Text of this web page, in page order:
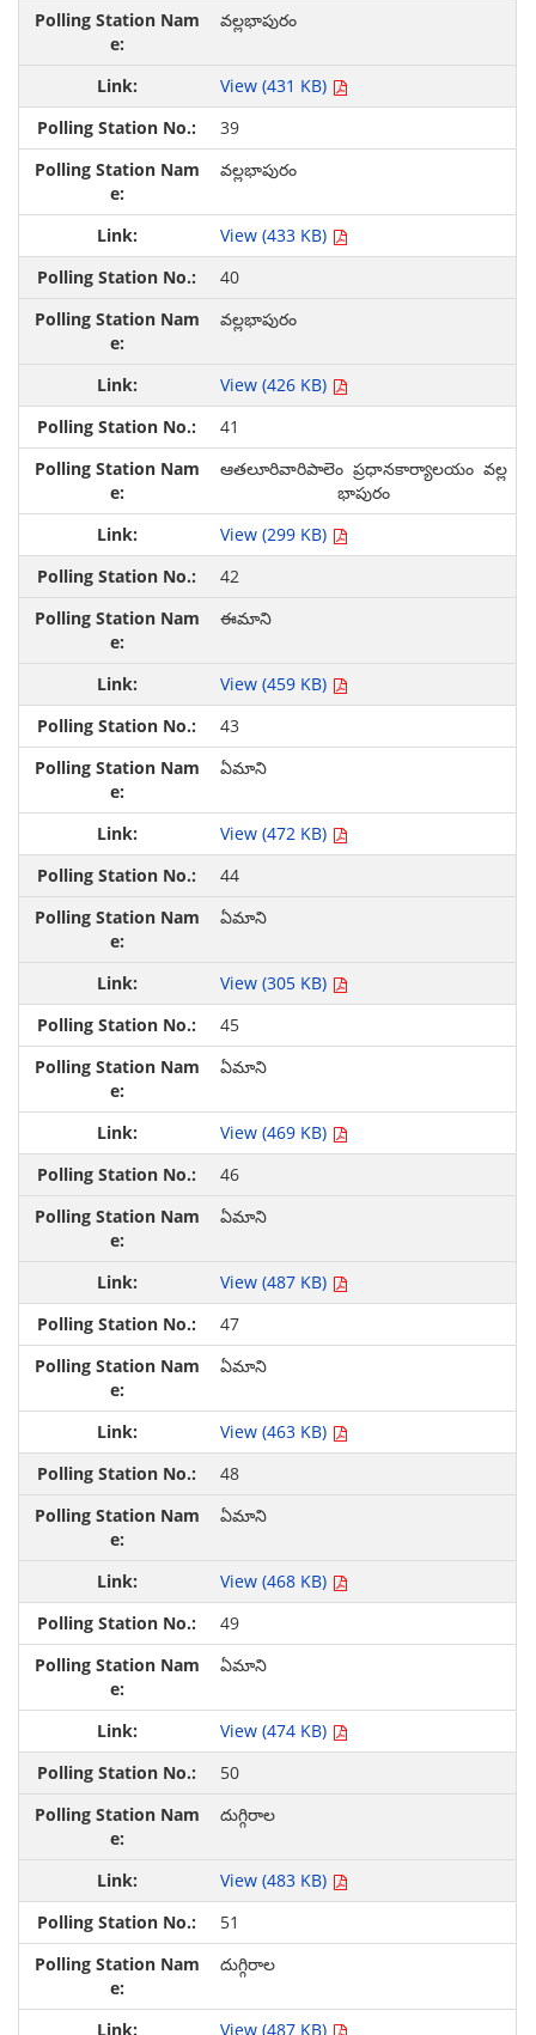
వల్లభాపురం
View (431 KB)
39
వల్లభాపురం
View (433 KB)
40
వల్లభాపురం
View (426 KB)
41
ఆతలూరివారిపాలెం ప్రధానకార్యాలయం వల్ల
భాపురం
View (299 KB)
42
ఈమాని
View (459 KB)
43
ఏమాని
View (472 KB)
44
ఏమాని
View (305 KB)
45
ఏమాని
View (469 KB)
46
ఏమాని
View (487 KB)
47
ఏమాని
View (463 KB)
48
ఏమాని
View (468 KB)
49
ఏమాని
View (474 KB)
50
దుగ్గిరాల
View (483 KB)
51
దుగ్గిరాల
View (487 KB)